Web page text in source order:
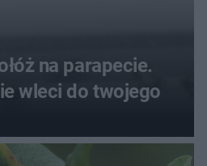
na parapecie.
wleci do twojego